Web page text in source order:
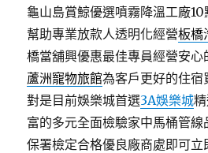
龜山島賞鯨優選噴霧降溫工廠
幫助專業放款人透明化經營板橋
橋當舖興優惠最佳專員經營安
蘆洲寵物旅館為客戶更好的住
對是目前娛樂城首選3A娛樂城
富的多元全面檢驗家中馬桶管線
保署檢定合格優良廠商處即可立